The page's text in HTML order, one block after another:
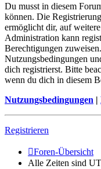
Du musst in diesem
können. Die
ermöglicht dir, auf
Administration kann
Berechtigungen
Nutzungsbedingungen
dich registrierst. Bitte
wenn du dich in diesem
Nutzungsbedingungen |
Registrieren
Foren-Übersicht
Alle Zeiten sind